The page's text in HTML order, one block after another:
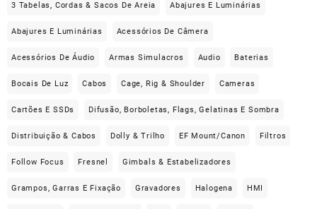
3 Tabelas, Cordas & Sacos De Areia Abajures E Luminárias
Abajures E Luminárias Acessórios De Câmera
Acessórios De Áudio Armas Simulacros Audio Baterias
Bocais De Luz Cabos Cage, Rig & Shoulder Cameras
Cartões E SSDs Difusão, Borboletas, Flags, Gelatinas E Sombra
Distribuição & Cabos Dolly & Trilho EF Mount/Canon Filtros
Follow Focus Fresnel Gimbals & Estabelizadores
Grampos, Garras E Fixação Gravadores Halogena HMI